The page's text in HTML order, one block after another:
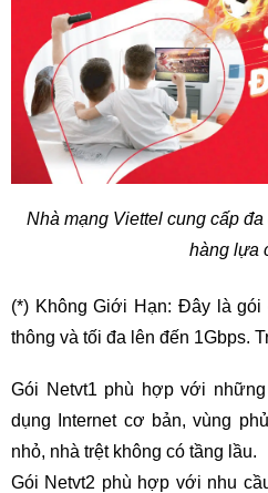
Nhà mạng Viettel cung cấp
hàng lựa
(*) Không Giới Hạn: Đây là
thông và tối đa lên đến 1Gbps.
Gói Netvt1 phù hợp với
dụng Internet cơ bản, vùng
nhỏ, nhà trệt không có tầng lầu.
Gói Netvt2 phù hợp với nhu